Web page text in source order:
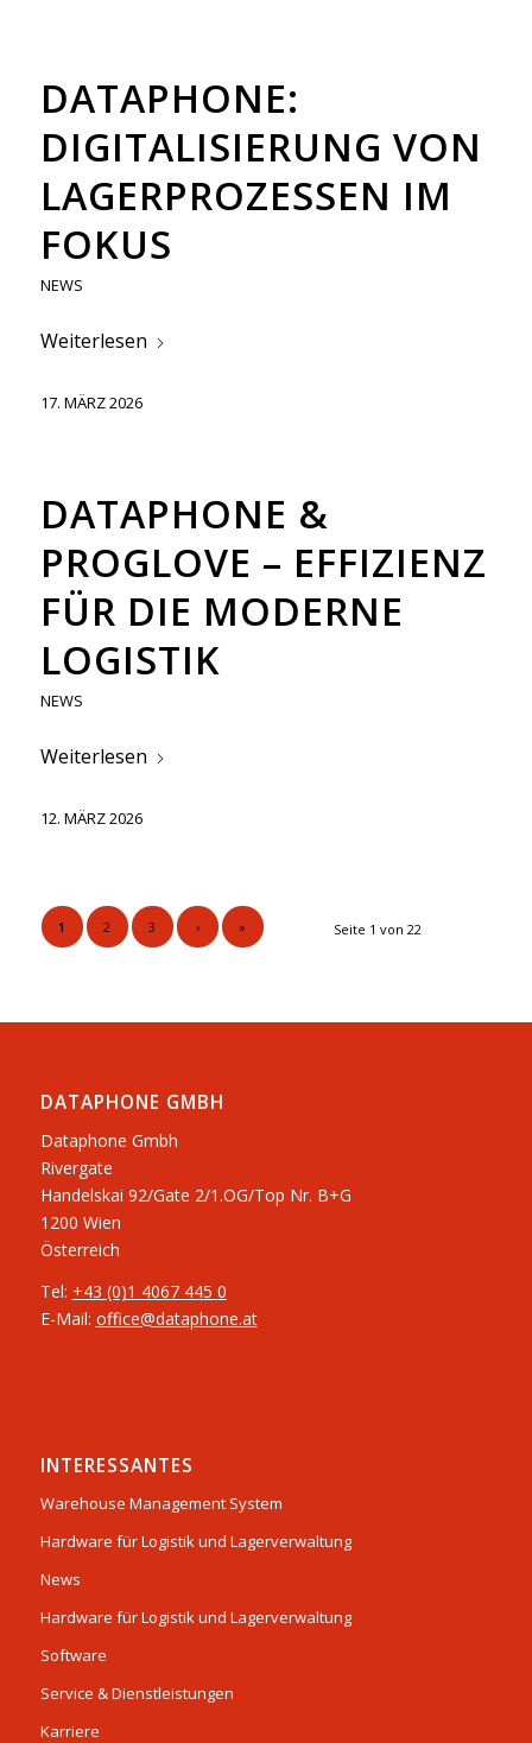
DATAPHONE:
DIGITALISIERUNG VON
LAGERPROZESSEN IM
FOKUS
NEWS
Weiterlesen
17. MÄRZ 2026
DATAPHONE &
PROGLOVE – EFFIZIENZ
FÜR DIE MODERNE
LOGISTIK
NEWS
Weiterlesen
12. MÄRZ 2026
Seite 1 von 22
1 2 3 › »
DATAPHONE GMBH
Dataphone Gmbh
Rivergate
​Handelskai 92/Gate 2/1.OG/Top Nr. B+G
1200 Wien
Österreich
Tel: +43 (0)1 4067 445 0
E-Mail: office@dataphone.at
INTERESSANTES
Warehouse Management System
Hardware für Logistik und Lagerverwaltung
News
Hardware für Logistik und Lagerverwaltung
Software
Service & Dienstleistungen
Karriere